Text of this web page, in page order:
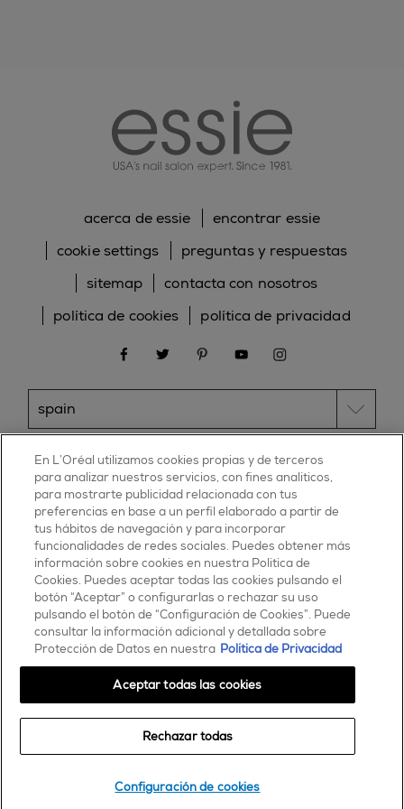
Comprar
encontrar una tienda o salón
PRECAUCIÓN: MANTENER ALEJADO DEL CALOR Y
DE LAS LLAMAS.
© 2025 essie todos los derechos reservados
condiciones de uso
acerca de essie
encontrar essie
cookie settings
preguntas y respuestas
sitemap
contacta con nosotros
política de cookies
política de privacidad
facebooktwitter pinterestyoutubeinstagram
ESSIE
30, rue d’Alsace – 92300 Levallois-Perret
FRANCE
Contáctanos
900 181 055
En L’Oréal utilizamos cookies propias y de terceros
para analizar nuestros servicios, con fines analíticos,
para mostrarte publicidad relacionada con tus
preferencias en base a un perfil elaborado a partir de
tus hábitos de navegación y para incorporar
funcionalidades de redes sociales. Puedes obtener más
información sobre cookies en nuestra Política de
Cookies. Puedes aceptar todas las cookies pulsando el
botón “Aceptar” o configurarlas o rechazar su uso
pulsando el botón de “Configuración de Cookies”. Puede
consultar la información adicional y detallada sobre
Protección de Datos en nuestra Política de Privacidad
Configuración de cookies
Rechazar todas
Aceptar todas las cookies